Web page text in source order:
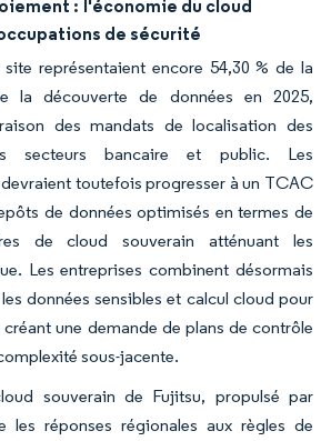
: l'économie du cloud
de sécurité
représentaient encore 54,30 % de la
la découverte de données en 2025,
des mandats de localisation des
secteurs bancaire et public. Les
toutefois progresser à un TCAC
de données optimisés en termes de
de cloud souverain atténuant les
Les entreprises combinent désormais
données sensibles et calcul cloud pour
une demande de plans de contrôle
sous-jacente.
souverain de Fujitsu, propulsé par
les réponses régionales aux règles de